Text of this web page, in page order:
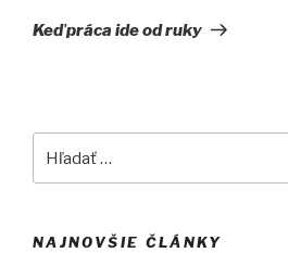
článok
Keď práca ide od ruky
NAJNOVŠIE ČLÁNKY